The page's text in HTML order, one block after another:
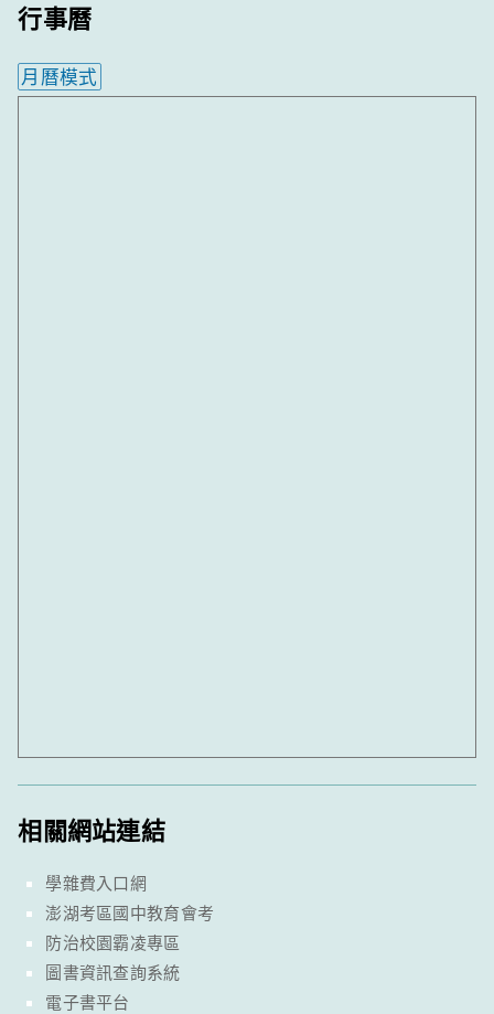
行事曆
月曆模式
相關網站連結
學雜費入口網
澎湖考區國中教育會考
防治校園霸凌專區
圖書資訊查詢系統
電子書平台